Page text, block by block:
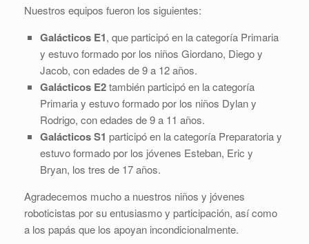
Nuestros equipos fueron los siguientes:
Galácticos E1, que participó en la categoría Primaria
y estuvo formado por los niños Giordano, Diego y
Jacob, con edades de 9 a 12 años.
Galácticos E2también participó en la categoría
Primaria y estuvo formado por los niños Dylan y
Rodrigo, con edades de 9 a 11 años.
Galácticos S1 participó en la categoría Preparatoria y
estuvo formado por los jóvenes Esteban, Eric y
Bryan, los tres de 17 años.
Agradecemos mucho a nuestros niños y jóvenes
roboticistas por su entusiasmo y participación, así como
a los papás que los apoyan incondicionalmente.